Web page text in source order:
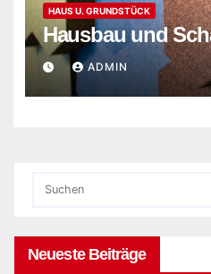
HAUS U. GRUNDSTÜCK
Hausbau und
ADMIN
Neueste Beiträge